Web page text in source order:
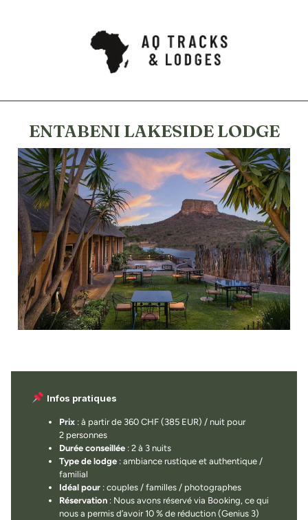
ENTABENI LAKESIDE LODGE
Infos pratiques
Prix : à partir de 360 CHF (385 EUR) / nuit pour
2 personnes
Durée conseillée : 2 à 3 nuits
Type de lodge : ambiance rustique et authentique /
familial
Idéal pour : couples / familles / photographes
Réservation : Nous avons réservé via Booking, ce qui
nous a permis d’avoir 10 % de réduction (Genius 3)